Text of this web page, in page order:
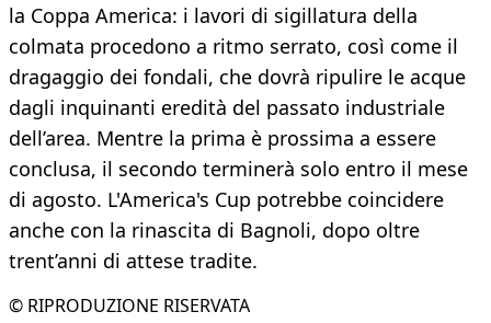
la Coppa America: i lavori di sigillatura della
colmata procedono a ritmo serrato, così come il
dragaggio dei fondali, che dovrà ripulire le acque
dagli inquinanti eredità del passato industriale
dell’area. Mentre la prima è prossima a essere
conclusa, il secondo terminerà solo entro il mese
di agosto. L'America's Cup potrebbe coincidere
anche con la rinascita di Bagnoli, dopo oltre
trent’anni di attese tradite.
© RIPRODUZIONE RISERVATA